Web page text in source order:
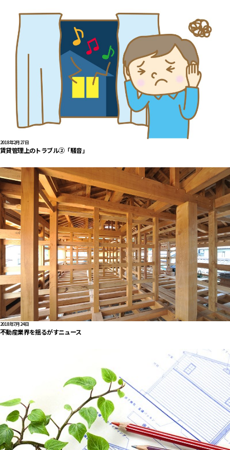
2018年2月27日
賃貸管理上のトラブル②「騒音」
2018年7月24日
不動産業界を揺るがすニュース